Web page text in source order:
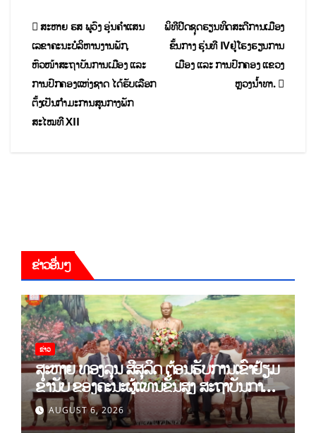
ພິທີປີດ​ຊຸດ​ຮຽນ​ທິດ​ສະ​ດີກາ​ນ​ເມືອງ
ຂັ້ນກາງ ຮຸ່ນທີ IVຢູ່ໂຮງຮຽນການ
ເມືອງ ແລະ ການປົກຄອງ ແຂວງ
ຫຼວງນໍ້າທາ.
ສະຫາຍ ຮສ ພູວົງ ອຸ່ນຄຳແສນ
ເລຂາຄະນະບໍລິຫານງານພັກ,
ຫົວໜ້າສະຖາບັນການເມືອງ ແລະ
ການປົກຄອງແຫ່ງຊາດ ໄດ້ຮັບເລືອກ
ຕັ້ງເປັນກຳມະການສູນກາງພັກ
ສະໄໝທີ XII
ຂ່າວອື່ນໆ
ຂ່າວ
ສະຫາຍ ທອງລຸນ ສີສຸລິດ ຕ້ອນຮັບການເຂົ້າຢ້ຽມ
ຂຳ່ນັບ ຂອງຄະນະຜູ້ແທນຂັ້ນສູງ ສະຖາບັນການ
ເມືອງແຫ່ງຊາດ ໂຮ່ຈີມິນ ແລະ ສະຖາບັນບັນດິດ
ວິທະຍາສາດສັງຄົມຫວຽດນາມ
AUGUST 6, 2026